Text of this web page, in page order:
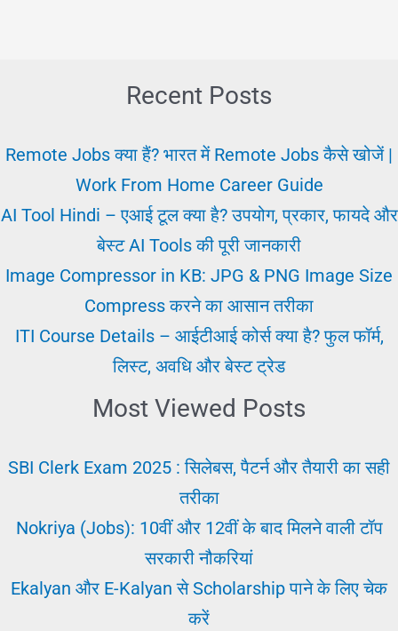
कैसे
सही
पाने
पूरी
Recent Posts
Remote Jobs क्या हैं? भारत में Remote Jobs कैसे खोजें |
Work From Home Career Guide
AI Tool Hindi – एआई टूल क्या है? उपयोग, प्रकार, फायदे और
बेस्ट AI Tools की पूरी जानकारी
Image Compressor in KB: JPG & PNG Image Size
Compress करने का आसान तरीका
ITI Course Details – आईटीआई कोर्स क्या है? फुल फॉर्म,
लिस्ट, अवधि और बेस्ट ट्रेड
Most Viewed Posts
SBI Clerk Exam 2025 : सिलेबस, पैटर्न और तैयारी का सही
तरीका
Nokriya (Jobs): 10वीं और 12वीं के बाद मिलने वाली टॉप
सरकारी नौकरियां
Ekalyan और E-Kalyan से Scholarship पाने के लिए चेक
करें